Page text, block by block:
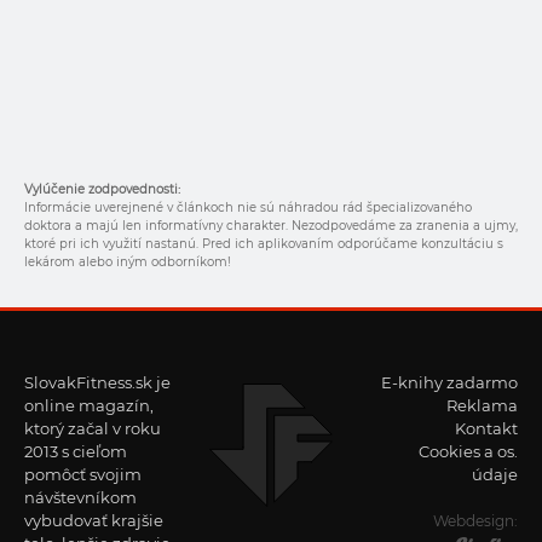
Vylúčenie zodpovednosti:
Informácie uverejnené v článkoch nie sú náhradou rád špecializovaného
doktora a majú len informatívny charakter. Nezodpovedáme za zranenia a ujmy,
ktoré pri ich využití nastanú. Pred ich aplikovaním odporúčame konzultáciu s
lekárom alebo iným odborníkom!
SlovakFitness.sk je
online magazín,
ktorý začal v roku
2013 s cieľom
pomôcť svojim
návštevníkom
vybudovať krajšie
E-knihy zadarmo
Reklama
Kontakt
Cookies a os.
údaje
Webdesign: